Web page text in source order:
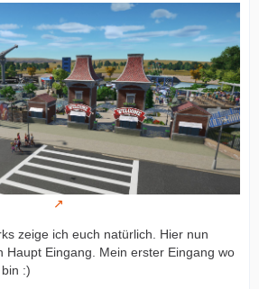
zeige ich euch natürlich. Hier nun
Haupt Eingang. Mein erster Eingang wo
:)